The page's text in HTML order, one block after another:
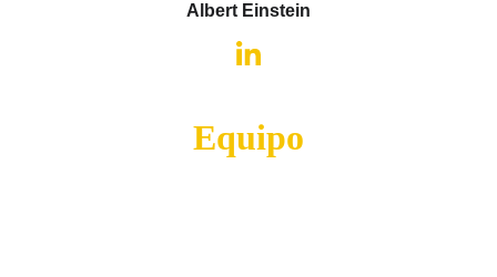
Albert Einstein
Equipo